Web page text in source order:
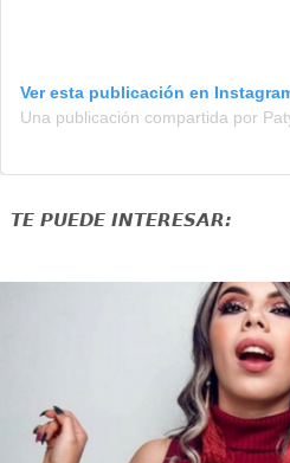
Ver esta publicación en
Una publicación compartida por
TE PUEDE INTERESAR: